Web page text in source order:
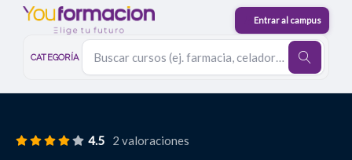
CATEGORÍA
4.5 2 valoraciones